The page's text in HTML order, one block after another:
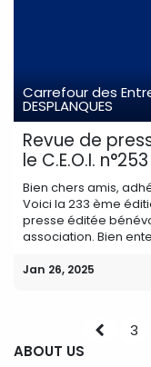
Carrefour des
DESPLANQUES
Revue de
le C.E.O.I. n°253
Bien chers amis,
Voici la 233 ème
presse éditée
association. Bien
Jan 26, 2025
3
ABOUT US